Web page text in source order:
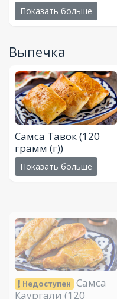
Показать больше
Выпечка
Самса Тавок(120
грамм (г))
Показать больше
Недоступен Самса
Каургали (120